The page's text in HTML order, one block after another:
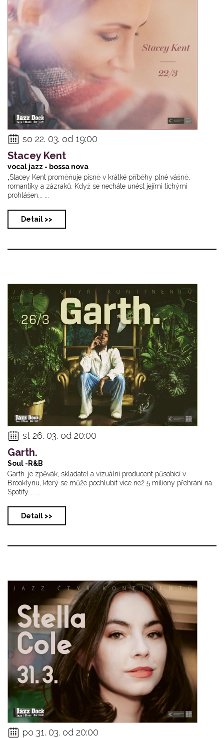
so 22. 03. od 19:00
Stacey Kent
vocal jazz - bossa nova
„Stacey Kent proměňuje písně v krátké příběhy plné vášně,
romantiky a zázraků. Když se necháte unést jejími tichými
prohlášen... ...
Detail >>
st 26. 03. od 20:00
Garth.
Soul -R&B
Garth. je zpěvák, skladatel a vizuální producent působící v
Brooklynu, který se může pochlubit více než 5 miliony přehrání na
Spotify.... ...
Detail >>
po 31. 03. od 20:00